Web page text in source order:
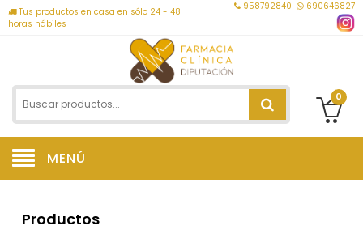
Tus productos en casa en sólo 24 - 48
horas hábiles
958792840 690646827
0
MENÚ
Productos